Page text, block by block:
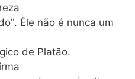
Êle não é nunca um
de Platão.